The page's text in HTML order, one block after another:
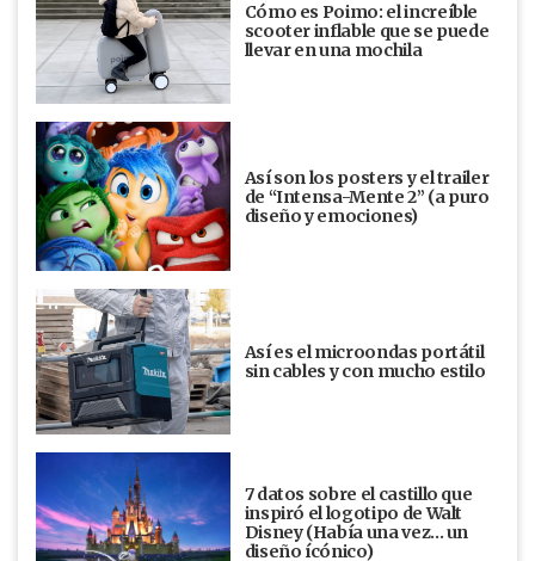
Cómo es Poimo: el increíble
scooter inflable que se puede
llevar en una mochila
Así son los posters y el trailer
de “Intensa-Mente 2” (a puro
diseño y emociones)
Así es el microondas portátil
sin cables y con mucho estilo
7 datos sobre el castillo que
inspiró el logotipo de Walt
Disney (Había una vez... un
diseño ícónico)